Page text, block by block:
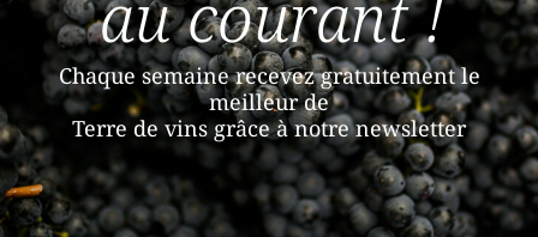
Chaque semaine recevez gratuitement le
meilleur de
Terre de vins grâce à notre newsletter